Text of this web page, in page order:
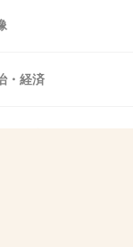
せな家庭。
・経済